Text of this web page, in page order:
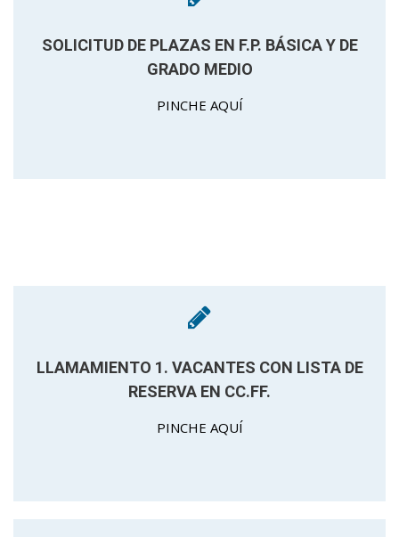
SOLICITUD DE PLAZAS EN F.P. BÁSICA Y DE
GRADO MEDIO
PINCHE AQUÍ
LLAMAMIENTO 1. VACANTES CON LISTA DE
RESERVA EN CC.FF.
PINCHE AQUÍ